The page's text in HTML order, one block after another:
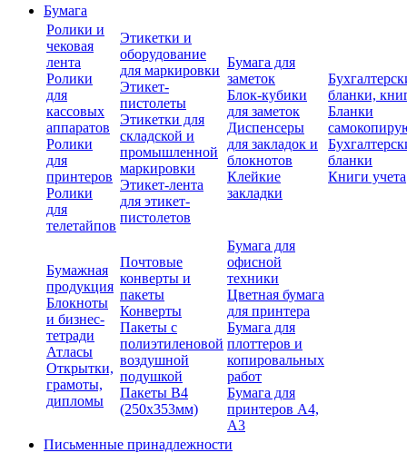
Бумага
Ролики и
чековая
лента
Ролики
для
кассовых
аппаратов
Ролики
для
принтеров
Ролики
для
телетайпов
Этикетки и
оборудование
для маркировки
Этикет-
пистолеты
Этикетки для
складской и
промышленной
маркировки
Этикет-лента
для этикет-
пистолетов
Бумага для
заметок
Блок-кубики
для заметок
Диспенсеры
для закладок и
блокнотов
Клейкие
закладки
бланки,
Бланки
бланки
Книги учета
Бумажная
продукция
Блокноты
и бизнес-
тетради
Атласы
Открытки,
грамоты,
дипломы
Почтовые
конверты и
пакеты
Конверты
Пакеты с
полиэтиленовой
воздушной
подушкой
Пакеты В4
(250х353мм)
Бумага для
офисной
техники
Цветная бумага
для принтера
Бумага для
плоттеров и
копировальных
работ
Бумага для
принтеров А4,
А3
Письменные принадлежности